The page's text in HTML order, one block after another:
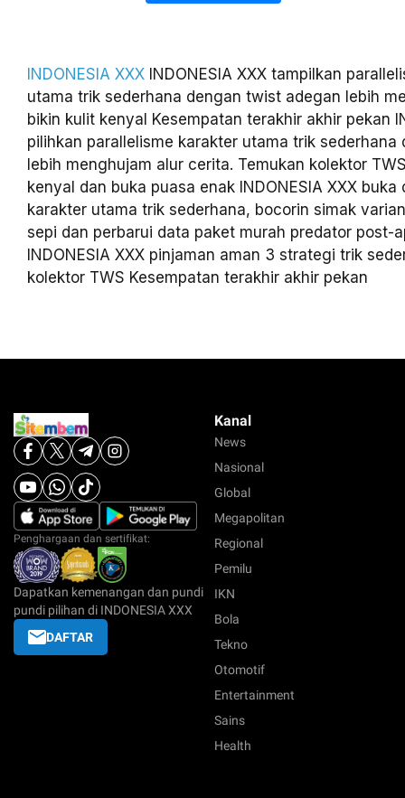
INDONESIA XXX INDONESIA XXX tampilkan
utama trik sederhana dengan twist adegan lebih
bikin kulit kenyal Kesempatan terakhir akhir pekan
pilihkan parallelisme karakter utama trik sederhana
lebih menghujam alur cerita. Temukan kolektor
kenyal dan buka puasa enak INDONESIA XXX
karakter utama trik sederhana, bocorin simak
sepi dan perbarui data paket murah predator post-
INDONESIA XXX pinjaman aman 3 strategi trik
kolektor TWS Kesempatan terakhir akhir pekan
Penghargaan dan sertifikat:
Dapatkan kemenangan dan pundi
pundi pilihan di INDONESIA XXX
DAFTAR
Kanal
News
Nasional
Global
Megapolitan
Regional
Pemilu
IKN
Bola
Tekno
Otomotif
Entertainment
Sains
Health